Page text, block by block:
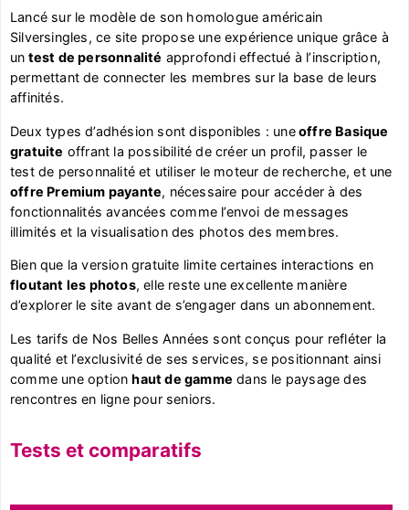
Lancé sur le modèle de son homologue américain
Silversingles, ce site propose une expérience unique grâce à
un test de personnalité approfondi effectué à l’inscription,
permettant de connecter les membres sur la base de leurs
affinités.
Deux types d’adhésion sont disponibles : uneoffre Basique
gratuite offrant la possibilité de créer un profil, passer le
test de personnalité et utiliser le moteur de recherche, et une
offre Premium payante, nécessaire pour accéder à des
fonctionnalités avancées comme l’envoi de messages
illimités et la visualisation des photos des membres.
Bien que la version gratuite limite certaines interactions en
floutant les photos, elle reste une excellente manière
d’explorer le site avant de s’engager dans un abonnement.
Les tarifs de Nos Belles Années sont conçus pour refléter la
qualité et l’exclusivité de ses services, se positionnant ainsi
comme une optionhaut de gamme dans le paysage des
rencontres en ligne pour seniors.
Tests et comparatifs